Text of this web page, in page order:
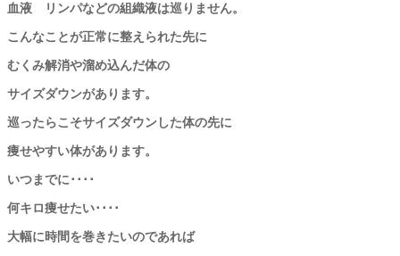
血液 リンパなどの組織液は巡りません。
こんなことが正常に整えられた先に
むくみ解消や溜め込んだ体の
サイズダウンがあります。
巡ったらこそサイズダウンした体の先に
痩せやすい体があります。
いつまでに････
何キロ痩せたい････
大幅に時間を巻きたいのであれば